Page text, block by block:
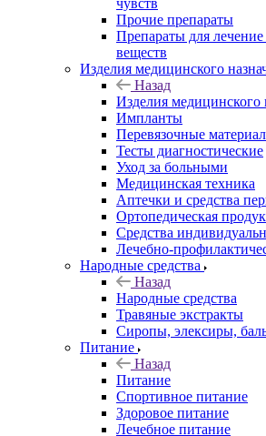
чувств
Прочие препараты
Препараты для
веществ
Изделия медицинского
Назад
Изделия медицинского
Импланты
Перевязочные
Тесты диагностические
Уход за больными
Медицинская техника
Аптечки и средства
Ортопедическая
Средства
Лечебно-
Народные средства
Назад
Народные средства
Травяные экстракты
Сиропы, элексиры,
Питание
Назад
Питание
Спортивное питание
Здоровое питание
Лечебное питание